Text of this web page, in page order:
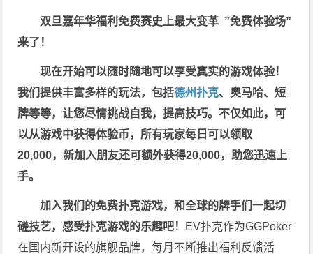
双旦嘉年华福利免费赛史上最大变革 ”免费体验场”
来了！
现在开始可以随时随地可以享受真实的游戏体验！
我们提供丰富多样的玩法，包括德州扑克、奥马哈、短
牌等等，让您尽情挑战自我，提高技巧。不仅如此， 可
以从游戏中获得体验币，所有玩家每日可以领取
20,000，新加入朋友还可额外获得20,000，助您迅速上
手。
加入我们的免费扑克游戏，和全球的牌手们一起切
磋技艺，感受扑克游戏的乐趣吧！ EV扑克作为GGPoker
在国内新开设的旗舰品牌，每月不断推出福利反馈活